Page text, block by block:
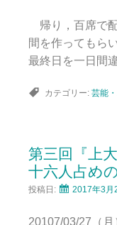
帰り，百席で
間を作ってもら
最終日を一日間
カテゴリー: 芸能
第三回『上
十六人占めの
投稿日: 2017年3月
20107/03/27（